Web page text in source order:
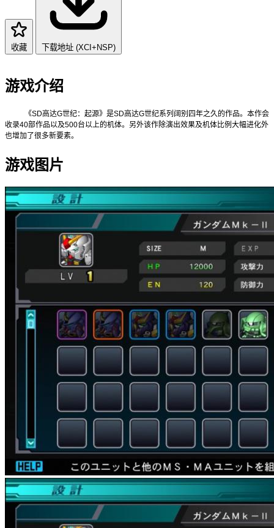
收藏 下载地址 (XCI+NSP)
游戏介绍
《SD高达G世纪：起源》是SD高达G世纪系列阔别四年之久的作品。本作会
收录40部作品以及500台以上的机体。另外该作除演出效果及机体比例大幅进化外
也增加了很多新要素。
游戏图片